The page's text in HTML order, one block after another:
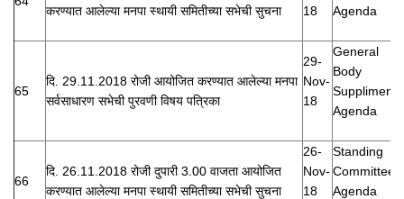
करण्यात आलेल्या मनपा स्थायी समितीच्या सभेची सुचना
18
Agenda
65
दि. 29.11.2018 रोजी आयोजित करण्यात आलेल्या मनपा
सर्वसाधारण सभेची पुरवणी विषय पत्रिका
29-
Nov-
18
General
Body
Suppliment
Agenda
66
दि. 26.11.2018 रोजी दुपारी 3.00 वाजता आयोजित
करण्यात आलेल्या मनपा स्थायी समितीच्या सभेची सुचना
26-
Nov-
18
Standing
Committee
Agenda